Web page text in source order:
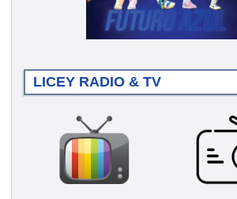
LICEY RADIO & TV